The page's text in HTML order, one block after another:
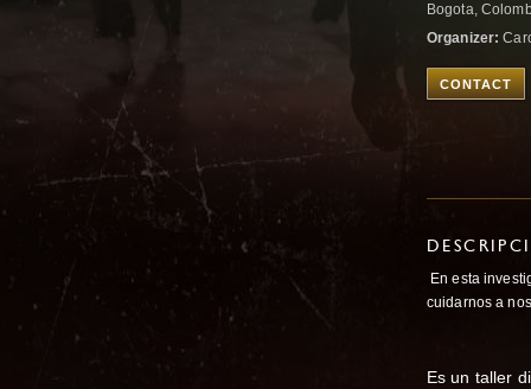
Bogota,
Organizer:
CONTACT
En esta
cuidarnos a
Es un taller